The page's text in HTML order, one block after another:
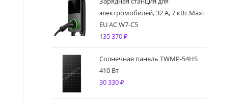
электромобилей, 32 А, 7 кВт Maxi
EU AC W7-C5
135 370₽
Солнечная панель TWMP-54HS
410 Вт
30 330₽